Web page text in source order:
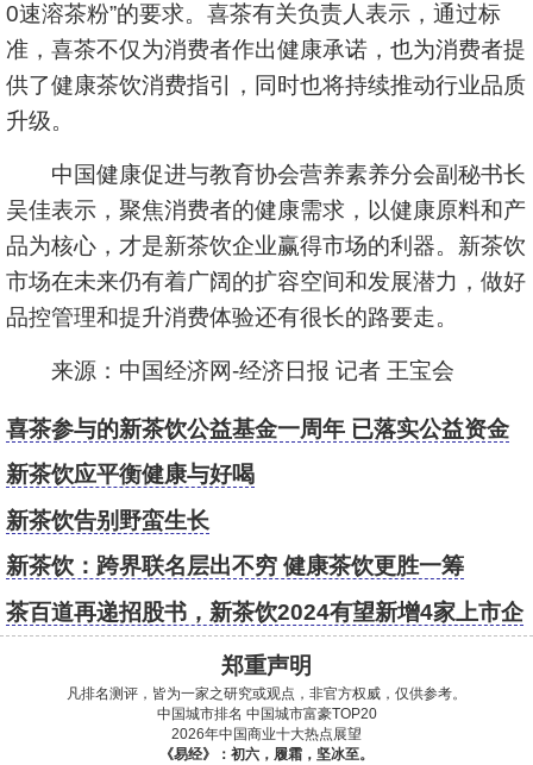
0速溶茶粉”的要求。喜茶有关负责人表示，通过标
准，喜茶不仅为消费者作出健康承诺，也为消费者提
供了健康茶饮消费指引，同时也将持续推动行业品质
升级。
中国健康促进与教育协会营养素养分会副秘书长
吴佳表示，聚焦消费者的健康需求，以健康原料和产
品为核心，才是新茶饮企业赢得市场的利器。新茶饮
市场在未来仍有着广阔的扩容空间和发展潜力，做好
品控管理和提升消费体验还有很长的路要走。
来源：中国经济网-经济日报 记者 王宝会
喜茶参与的新茶饮公益基金一周年 已落实公益资金
超2000万元
新茶饮应平衡健康与好喝
新茶饮告别野蛮生长
新茶饮：跨界联名层出不穷 健康茶饮更胜一筹
茶百道再递招股书，新茶饮2024有望新增4家上市企
郑重声明
凡排名测评，皆为一家之研究或观点，非官方权威，仅供参考。
中国城市排名 中国城市富豪TOP20
2026年中国商业十大热点展望
《易经》：初六，履霜，坚冰至。